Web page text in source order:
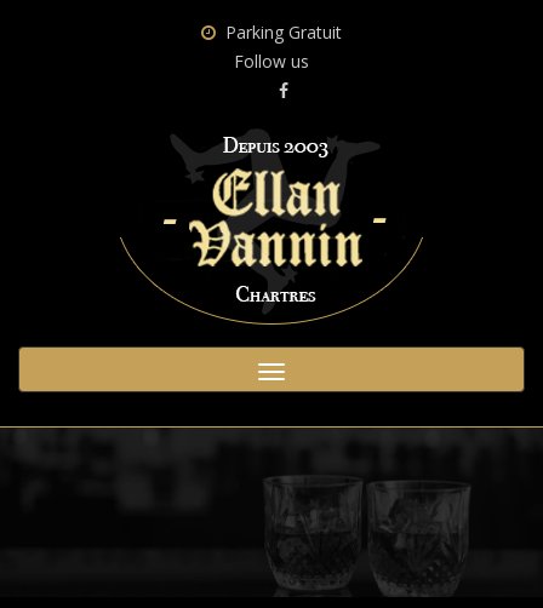
Parking Gratuit
Follow us
Toggle
navigation